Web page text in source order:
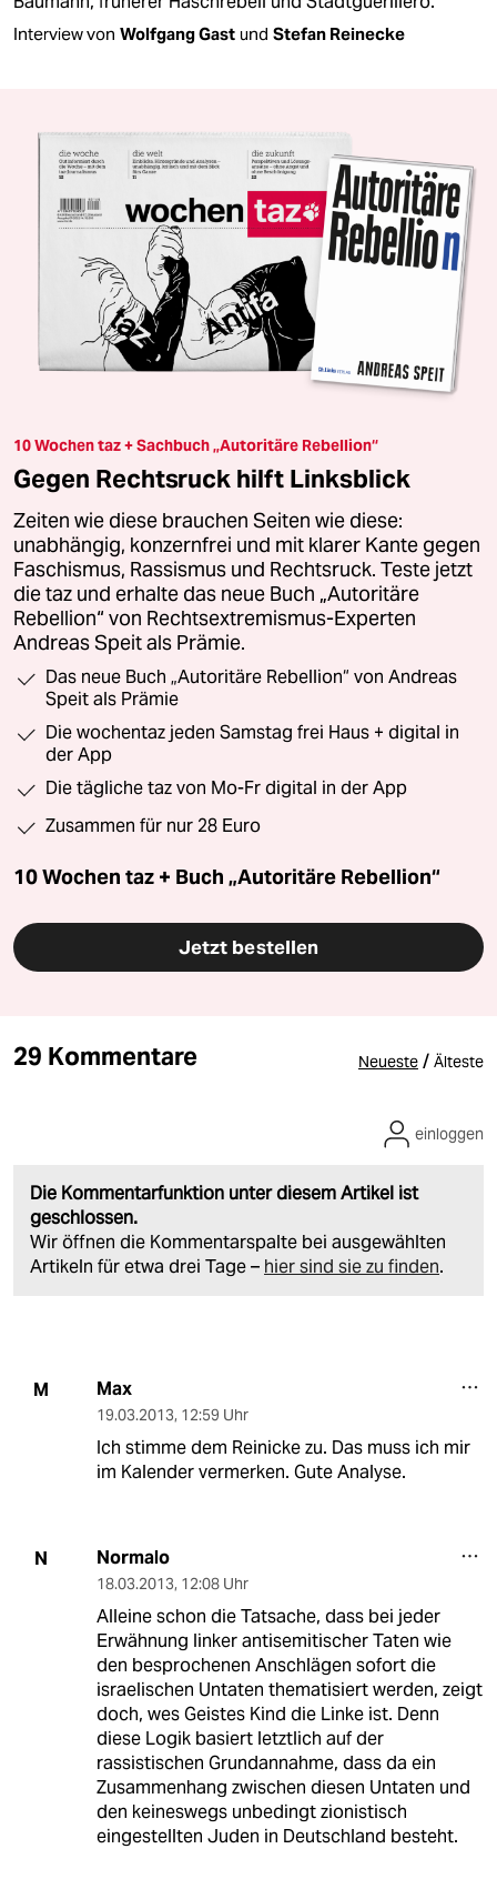
Interview von Wolfgang Gast und Stefan Reinecke
10 Wochen taz + Sachbuch „Autoritäre Rebellion“
Gegen Rechtsruck hilft Linksblick
Zeiten wie diese brauchen Seiten wie diese:
unabhängig, konzernfrei und mit klarer Kante gegen
Faschismus, Rassismus und Rechtsruck. Teste jetzt
die taz und erhalte das neue Buch „Autoritäre
Rebellion“ von Rechtsextremismus-Experten
Andreas Speit als Prämie.
Das neue Buch „Autoritäre Rebellion“ von Andreas
Speit als Prämie
Die wochentaz jeden Samstag frei Haus + digital in
der App
Die tägliche taz von Mo-Fr digital in der App
Zusammen für nur 28 Euro
10 Wochen taz + Buch „Autoritäre Rebellion“
Jetzt bestellen
29 Kommentare Neueste / Älteste
Die Kommentarfunktion unter diesem Artikel ist
geschlossen.
Wir öffnen die Kommentarspalte bei ausgewählten
Artikeln für etwa drei Tage – hier sind sie zu finden.
einloggen
M Max
19.03.2013, 12:59 Uhr
Ich stimme dem Reinicke zu. Das muss ich mir
im Kalender vermerken. Gute Analyse.
N Normalo
18.03.2013, 12:08 Uhr
Alleine schon die Tatsache, dass bei jeder
Erwähnung linker antisemitischer Taten wie
den besprochenen Anschlägen sofort die
israelischen Untaten thematisiert werden, zeigt
doch, wes Geistes Kind die Linke ist. Denn
diese Logik basiert letztlich auf der
rassistischen Grundannahme, dass da ein
Zusammenhang zwischen diesen Untaten und
den keineswegs unbedingt zionistisch
eingestellten Juden in Deutschland besteht.